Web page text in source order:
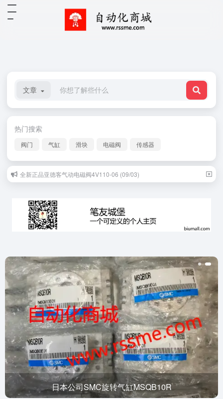
文章
热门搜索
阀门 气缸 滑块 电磁阀 传感器
全新正品亚德客气动电磁阀4V110-06 (09/03)
日本公司SMC旋转气缸MSQB10R